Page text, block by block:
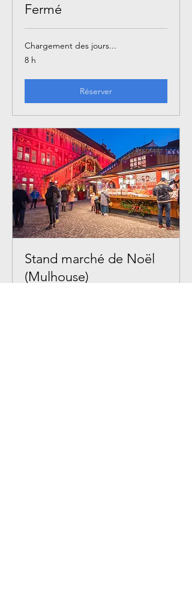
Fermé
Chargement des jours...
8 h
Réserver
Stand marché de Noël
(Mulhouse)